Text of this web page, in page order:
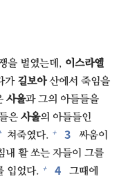
을 벌였는데, 이스라엘
가 길보아산에서 죽임을
사울과 그의 아들들을
은 사울의 아들들인
쳐죽였다. + 3⁠
싸움이
내 활 쏘는 자들이 그를
입었다. + 4⁠
그때에